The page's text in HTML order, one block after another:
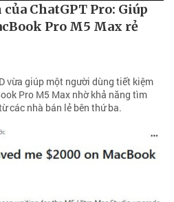
ChatGPT Pro: Giúp
Pro M5 Max rẻ
vừa giúp một người dùng tiết kiệm
Pro M5 Max nhờ khả năng tìm
các nhà bán lẻ bên thứ ba.